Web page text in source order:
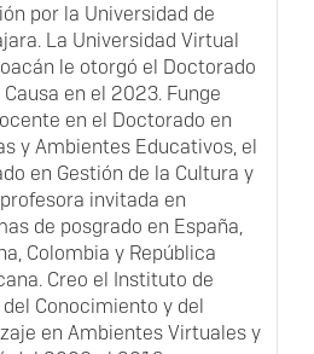
por la Universidad de
La Universidad Virtual
le otorgó el Doctorado
en el 2023. Funge
en el Doctorado en
y Ambientes Educativos, el
en Gestión de la Cultura y
invitada en
de posgrado en España,
Colombia y República
Creo el Instituto de
del Conocimiento y del
en Ambientes Virtuales y